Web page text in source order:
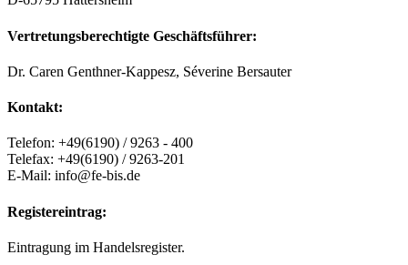
Vertretungsberechtigte Geschäftsführer:
Dr. Caren Genthner-Kappesz, Séverine Bersauter
Kontakt:
Telefon: +49(6190) / 9263 - 400
Telefax: +49(6190) / 9263-201
E-Mail: info@fe-bis.de
Registereintrag:
Eintragung im Handelsregister.